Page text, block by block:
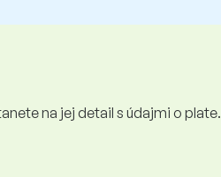
na jej detail s údajmi o plate.